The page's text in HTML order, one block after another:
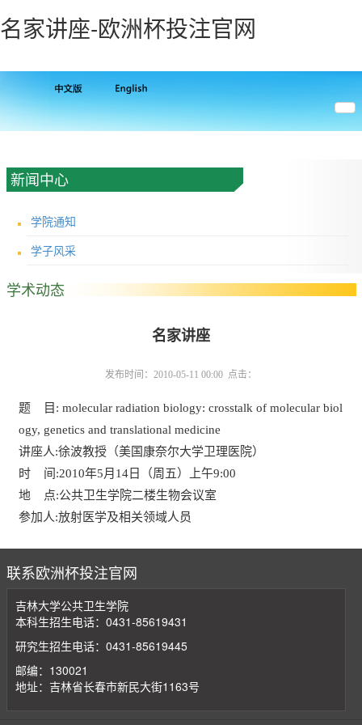
名家讲座-欧洲杯投注官网
新闻中心
学院通知
学子风采
学术动态
名家讲座
发布时间：2010-05-11 00:00 点击：
题 目 : molecular radiation biology: crosstalk of molecular biol
ogy, genetics and translational medicine
讲座人:徐波教授（美国康奈尔大学卫理医院）
时 间:2010年5月 14日（周五） 上午9:00
地 点:公共卫生学院二楼生物会议室
参加人:放射医学及相关领域人员
联系欧洲杯投注官网
吉林大学公共卫生学院
本科生招生电话：0431-85619431
研究生招生电话：0431-85619445
邮编：130021
地址：吉林省长春市新民大街1163号